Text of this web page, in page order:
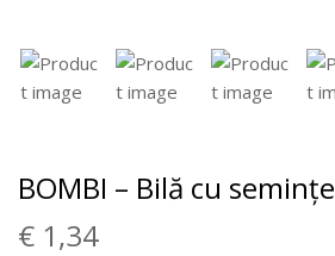
BOMBI – Bilă cu semințe
€ 1,34